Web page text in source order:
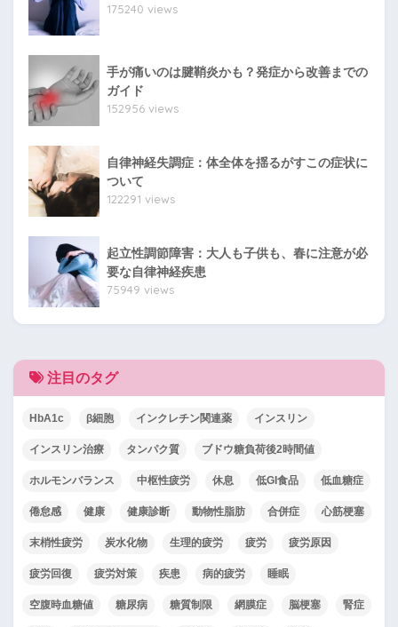
175240 views
手が痛いのは腱鞘炎かも？発症から改善までの
ガイド
152956 views
自律神経失調症：体全体を揺るがすこの症状に
ついて
122291 views
起立性調節障害：大人も子供も、春に注意が必
要な自律神経疾患
75949 views
注目のタグ
HbA1c β細胞 インクレチン関連薬 インスリン
インスリン治療 タンパク質 ブドウ糖負荷後2時間値
ホルモンバランス 中枢性疲労 休息 低GI食品 低血糖症
倦怠感 健康 健康診断 動物性脂肪 合併症 心筋梗塞
末梢性疲労 炭水化物 生理的疲労 疲労 疲労原因
疲労回復 疲労対策 疾患 病的疲労 睡眠
空腹時血糖値 糖尿病 糖質制限 網膜症 脳梗塞 腎症